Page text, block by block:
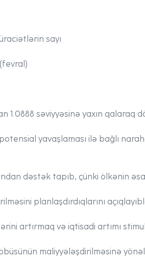
sayı
1.0888 səviyyəsinə yaxın qalaraq
yavaşlaması ilə bağlı
dəstək tapıb, çünki ölkənin
planlaşdırdıqlarını
artırmaq və iqtisadi artımı
maliyyələşdirilməsinə